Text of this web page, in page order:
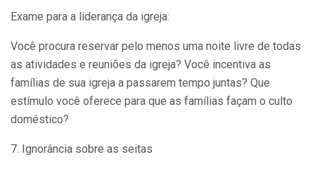
Exame para a liderança da igreja:
Você procura reservar pelo menos uma noite livre de todas
as atividades e reuniões da igreja? Você incentiva as
famílias de sua igreja a passarem tempo juntas? Que
estímulo você oferece para que as famílias façam o culto
doméstico?
7. Ignorância sobre as seitas